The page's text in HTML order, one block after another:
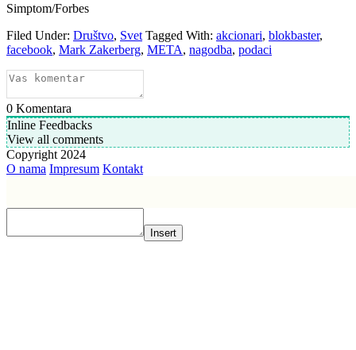
Simptom/Forbes
Filed Under: Društvo, Svet Tagged With: akcionari, blokbaster,
facebook, Mark Zakerberg, META, nagodba, podaci
0 Komentara
Inline Feedbacks
View all comments
Copyright 2024
O nama Impresum Kontakt
Insert